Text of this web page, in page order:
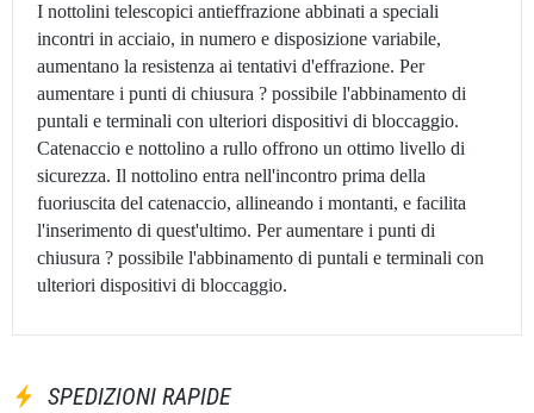
I nottolini telescopici antieffrazione abbinati a speciali
incontri in acciaio, in numero e disposizione variabile,
aumentano la resistenza ai tentativi d'effrazione. Per
aumentare i punti di chiusura ? possibile l'abbinamento di
puntali e terminali con ulteriori dispositivi di bloccaggio.
Catenaccio e nottolino a rullo offrono un ottimo livello di
sicurezza. Il nottolino entra nell'incontro prima della
fuoriuscita del catenaccio, allineando i montanti, e facilita
l'inserimento di quest'ultimo. Per aumentare i punti di
chiusura ? possibile l'abbinamento di puntali e terminali con
ulteriori dispositivi di bloccaggio.
SPEDIZIONI RAPIDE